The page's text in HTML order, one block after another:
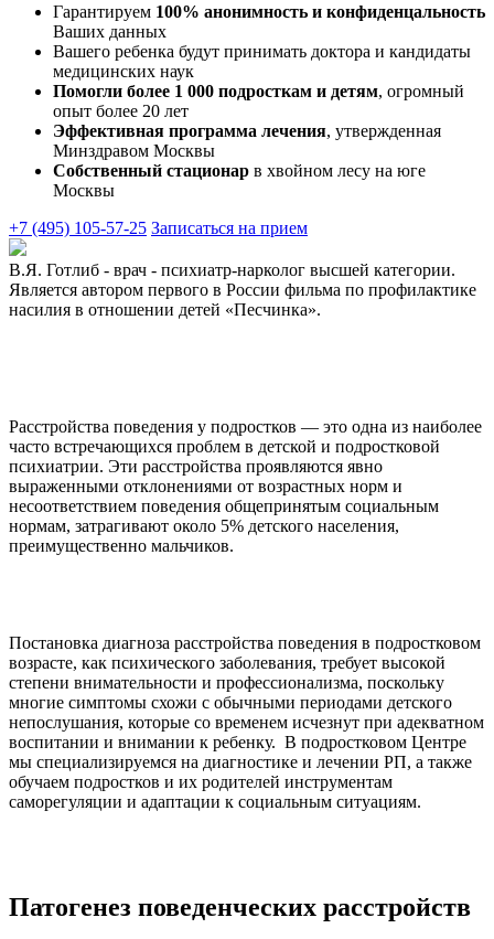
Гарантируем 100% анонимность и конфиденцальность
Ваших данных
Вашего ребенка будут принимать доктора и кандидаты
медицинских наук
Помогли более 1 000 подросткам и детям, огромный
опыт более 20 лет
Эффективная программа лечения, утвержденная
Минздравом Москвы
Собственный стационар в хвойном лесу на юге
Москвы
+7 (495) 105-57-25 Записаться на прием
В.Я. Готлиб - врач - психиатр-нарколог высшей категории.
Является автором первого в России фильма по профилактике
насилия в отношении детей «Песчинка».
Расстройства поведения у подростков — это одна из наиболее
часто встречающихся проблем в детской и подростковой
психиатрии. Эти расстройства проявляются явно
выраженными отклонениями от возрастных норм и
несоответствием поведения общепринятым социальным
нормам, затрагивают около 5% детского населения,
преимущественно мальчиков.
Постановка диагноза расстройства поведения в подростковом
возрасте, как психического заболевания, требует высокой
степени внимательности и профессионализма, поскольку
многие симптомы схожи с обычными периодами детского
непослушания, которые со временем исчезнут при адекватном
воспитании и внимании к ребенку. В подростковом Центре
мы специализируемся на диагностике и лечении РП, а также
обучаем подростков и их родителей инструментам
саморегуляции и адаптации к социальным ситуациям.
Патогенез поведенческих расстройств